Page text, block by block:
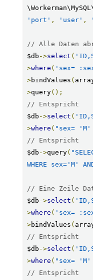
'port' , 'user' ,
// Alle Daten
$db ->select (
>where ( 'sex=
>bindValues (
>query();
// Entspricht
$db ->select (
>where ( "sex= 'M'
// Entspricht
$db ->query(
WHERE sex='M'
// Eine Zeile
$db ->select (
>where ( 'sex=
>bindValues (
// Entspricht
$db ->select (
>where ( "sex=
// Entspricht